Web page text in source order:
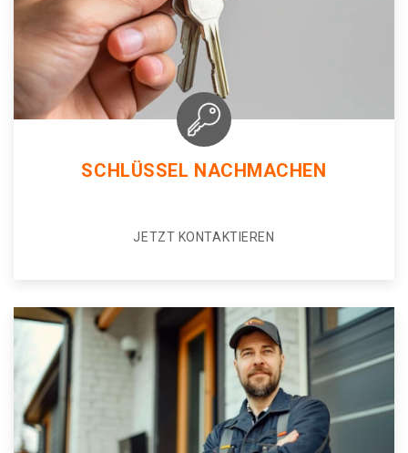
SCHLÜSSEL NACHMACHEN
JETZT KONTAKTIEREN